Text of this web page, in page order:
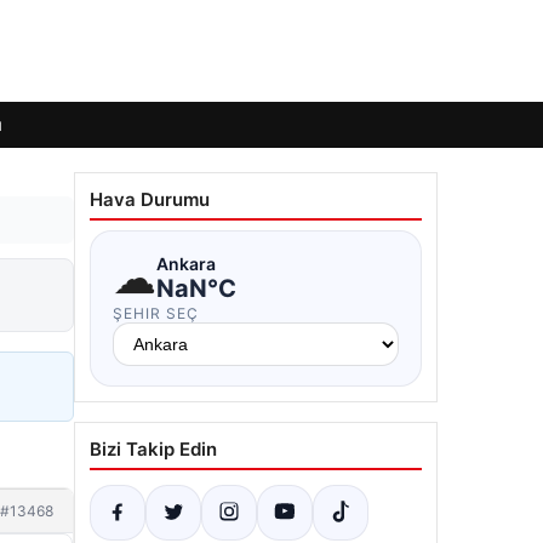
#13468
Hava Durumu
☁Ankara
NaN°C
ŞEHIR SEÇ
Bizi Takip Edin